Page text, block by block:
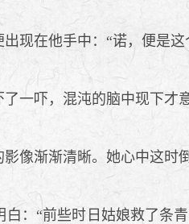
现在他手中：“诺，便是这
一吓，混沌的脑中现下才
像渐渐清晰。她心中这时
：“前些时日姑娘救了条